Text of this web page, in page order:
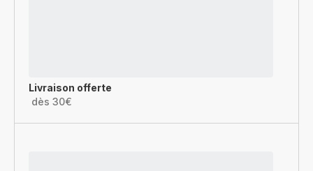
Livraison offerte
dès 30€